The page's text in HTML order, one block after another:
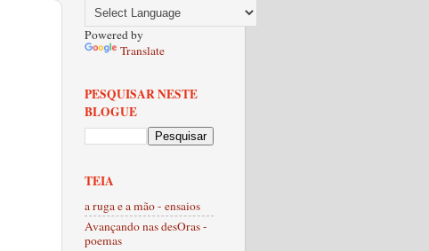
Powered by
Translate
PESQUISAR NESTE
BLOGUE
TEIA
a ruga e a mão - ensaios
Avançando nas desOras -
poemas